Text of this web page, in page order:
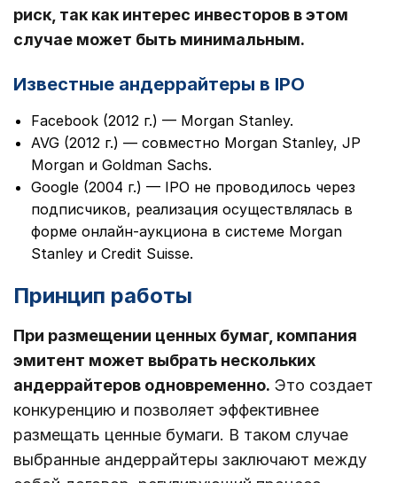
риск, так как интерес инвесторов в этом
случае может быть минимальным.
Известные андеррайтеры в IPO
Facebook (2012 г.) — Morgan Stanley.
AVG (2012 г.) — совместно Morgan Stanley, JP
Morgan и Goldman Sachs.
Google (2004 г.) — IPO не проводилось через
подписчиков, реализация осуществлялась в
форме онлайн-аукциона в системе Morgan
Stanley и Credit Suisse.
Принцип работы
При размещении ценных бумаг, компания
эмитент может выбрать нескольких
андеррайтеров одновременно. Это создает
конкуренцию и позволяет эффективнее
размещать ценные бумаги. В таком случае
выбранные андеррайтеры заключают между